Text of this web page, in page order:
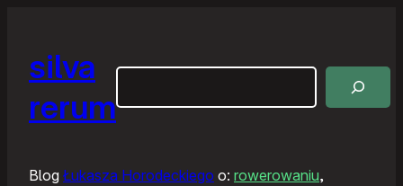
silva
rerum
Blog Łukasza Horodeckiego o: rowerowaniu,